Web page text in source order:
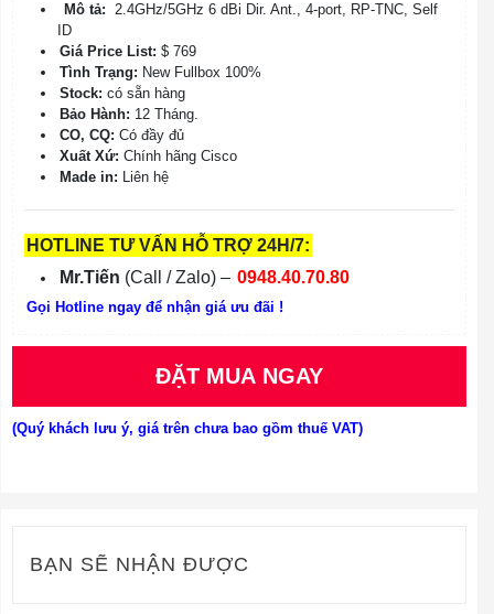
Mô tả: 2.4GHz/5GHz 6 dBi Dir. Ant., 4-port, RP-TNC, Self
ID
Giá Price List: $ 769
Tình Trạng: New Fullbox 100%
Stock: có sẵn hàng
Bảo Hành: 12 Tháng.
CO, CQ: Có đầy đủ
Xuất Xứ: Chính hãng Cisco
Made in: Liên hệ
HOTLINE TƯ VẤN HỖ TRỢ 24H/7:
Mr.Tiến (Call / Zalo) – 0948.40.70.80
Gọi Hotline ngay để nhận giá ưu đãi !
ĐẶT MUA NGAY
(Quý khách lưu ý, giá trên chưa bao gồm thuế VAT)
BẠN SẼ NHẬN ĐƯỢC